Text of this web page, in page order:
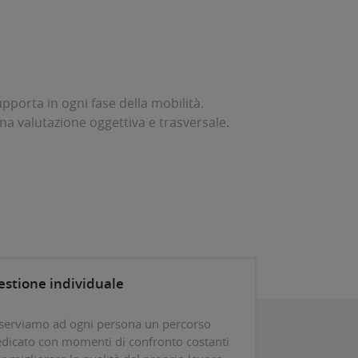
in ogni fase della mobilità.
valutazione oggettiva e trasversale.
individuale
ad ogni persona un percorso
con momenti di confronto costanti